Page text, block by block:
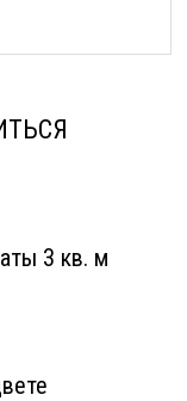
3 кв. м